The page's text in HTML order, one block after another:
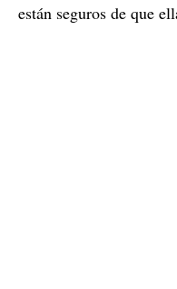
están seguros de que